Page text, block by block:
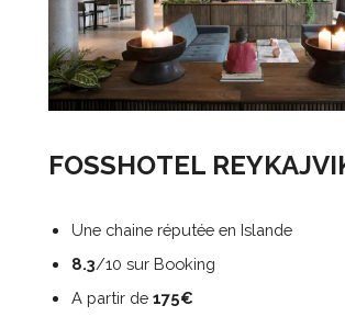
FOSSHOTEL
Une chaine réputée en Islande
8.3/10 sur Booking
A partir de 175€